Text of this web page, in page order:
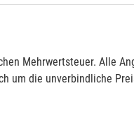
Mehrwertsteuer. Alle
um die unverbindliche